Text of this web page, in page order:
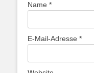
Name *
E-Mail-Adresse *